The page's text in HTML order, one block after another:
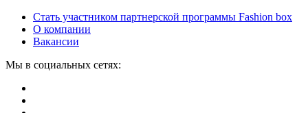
Стать участником партнерской программы Fashion box
О компании
Вакансии
Мы в социальных сетях: